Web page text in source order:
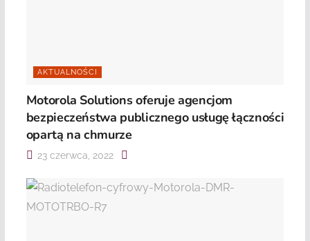
AKTUALNOŚCI
Motorola Solutions oferuje agencjom
bezpieczeństwa publicznego usługę łączności
opartą na chmurze
23 czerwca, 2022